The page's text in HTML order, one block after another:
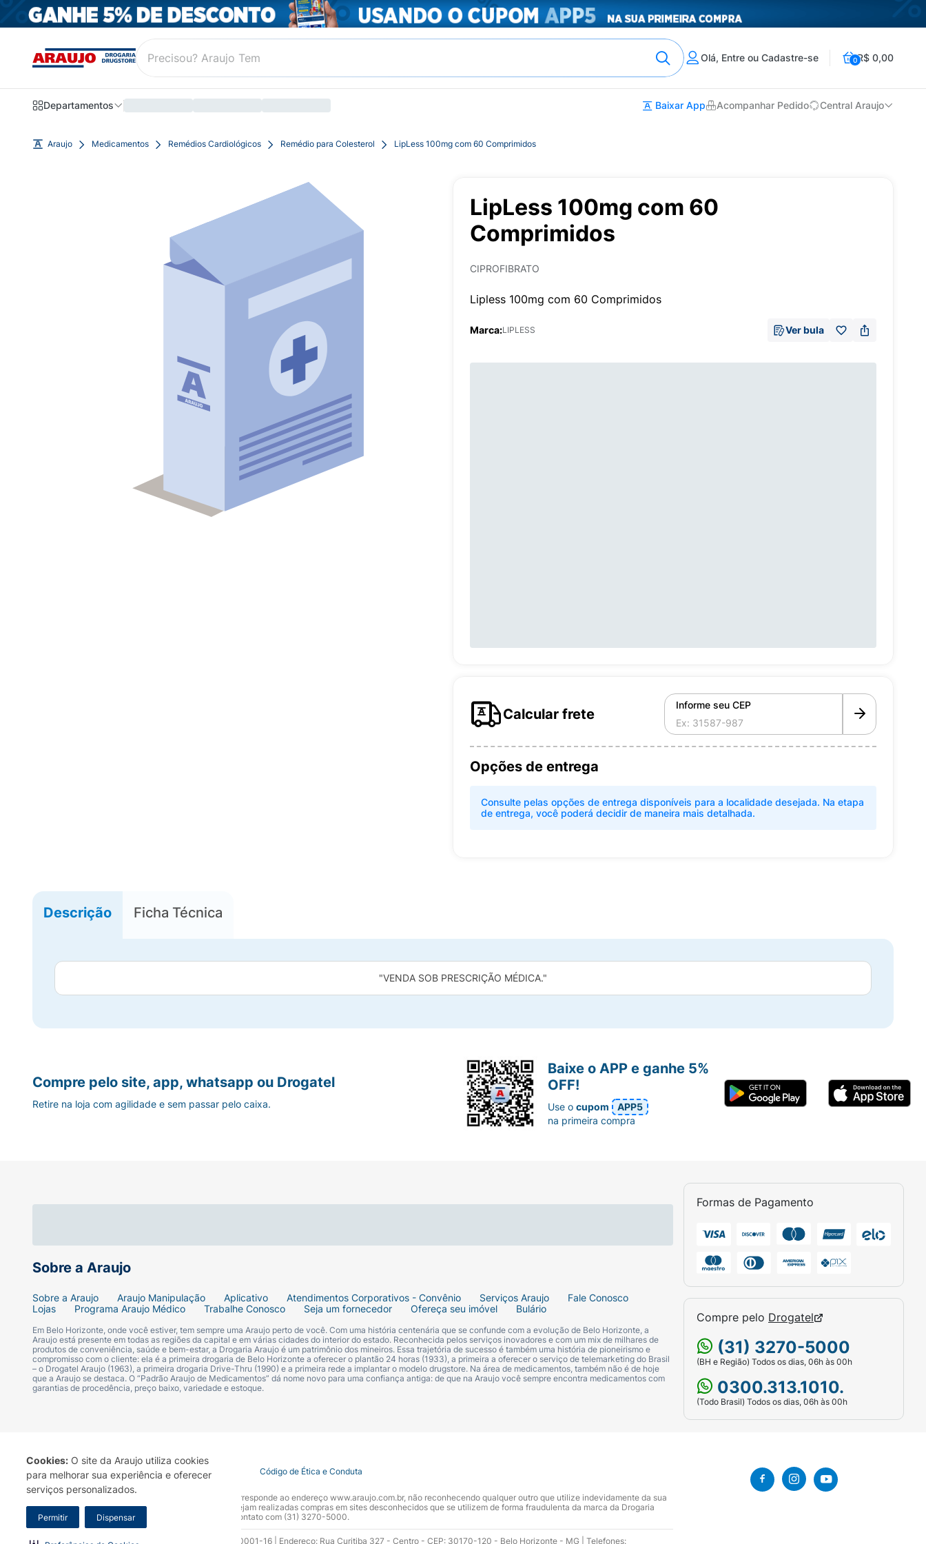
Cookies: O site da Araujo utiliza cookies
para melhorar sua experiência e oferecer
serviços personalizados.
Permitir Dispensar
Olá, Entre ou Cadastre-se 0R$ 0,00
Departamentos Baixar App Acompanhar Pedido Central Araujo
Araujo Medicamentos Remédios Cardiológicos Remédio para Colesterol LipLess 100mg com 60 Comprimidos
LipLess 100mg com 60
Comprimidos
CIPROFIBRATO
Lipless 100mg com 60 Comprimidos
Marca:LIPLESS Ver bula
Calcular frete
Informe seu CEP
Opções de entrega
Consulte pelas opções de entrega disponíveis para a localidade desejada. Na etapa
de entrega, você poderá decidir de maneira mais detalhada.
Descrição Ficha Técnica
"VENDA SOB PRESCRIÇÃO MÉDICA."
Sobre a Araujo
Sobre a Araujo Araujo Manipulação Aplicativo Atendimentos Corporativos - Convênio Serviços Araujo
Fale Conosco
Lojas
Programa Araujo Médico Trabalhe Conosco Seja um fornecedor Ofereça seu imóvel Bulário
Em Belo Horizonte, onde você estiver, tem sempre uma Araujo perto de você. Com uma história centenária que se confunde com a evolução de Belo Horizonte, a
Araujo está presente em todas as regiões da capital e em várias cidades do interior do estado. Reconhecida pelos serviços inovadores e com um mix de milhares de
produtos de conveniência, saúde e bem-estar, a Drogaria Araujo é um patrimônio dos mineiros. Essa trajetória de sucesso é também uma história de pioneirismo e
compromisso com o cliente: ela é a primeira drogaria de Belo Horizonte a oferecer o plantão 24 horas (1933), a primeira a oferecer o serviço de telemarketing do Brasil
– o Drogatel Araujo (1963), a primeira drogaria Drive-Thru (1990) e a primeira rede a implantar o modelo drugstore. Na área de medicamentos, também não é de hoje
que a Araujo se destaca. O “Padrão Araujo de Medicamentos” dá nome novo para uma confiança antiga: de que na Araujo você sempre encontra medicamentos com
garantias de procedência, preço baixo, variedade e estoque.
Formas de Pagamento
Compre pelo Drogatel
(31) 3270-5000
(BH e Região) Todos os dias, 06h às 00h
0300.313.1010.
(Todo Brasil) Todos os dias, 06h às 00h
Compre pelo site, app, whatsapp ou Drogatel
Retire na loja com agilidade e sem passar pelo caixa.
Baixe o APP e ganhe 5%
OFF!
Use ocupom
APP5
na primeira compra
Termo de Uso Portal da Privacidade Covid-19 Código de Ética e Conduta
A Drogaria Araujo S/A informa que o seu site oficial corresponde ao endereço www.araujo.com.br, não reconhecendo qualquer outro que utilize indevidamente da sua
marca. Para sua segurança recomendamos que não sejam realizadas compras em sites desconhecidos que se utilizem de forma fraudulenta da marca da Drogaria
Araujo S.A. Em caso de dúvidas, gentileza entrar em contato com (31) 3270-5000.
Razão Social: Drogaria Araujo S.A | CNPJ: 17.256.512.0001-16 | Endereço: Rua Curitiba 327 - Centro - CEP: 30170-120 - Belo Horizonte - MG | Telefones: